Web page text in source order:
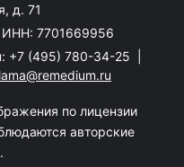
д. 71
7701669956
+7 (495) 780-34-25
по лицензии
авторские